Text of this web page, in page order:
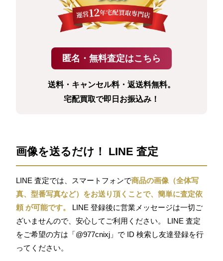
送料・キャンセル料・返送料無料。
宅配買取で即日お振込み！
画像を送るだけ！ LINE 査定
LINE 査定では、スマートフォンで商品の画像（全体写
真、型番写真など）をお送り頂くことで、簡単に査定依
頼 が可能です。
LINE 登録後に営業メッセージは一切ご
ざいませんので、安心してご利用ください。 LINE 査定
をご希望の方は「@977cnixj」で ID 検索し友達登録を行
ってください。